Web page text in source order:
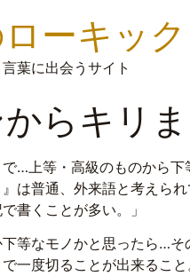
ーキック
葉に出会うサイト
からキリ
で…上等・高級のものから下
は普通、外来語と考えら
書くことが多い。」
下等なモノかと思ったら…そ
一度切ることが出来ること